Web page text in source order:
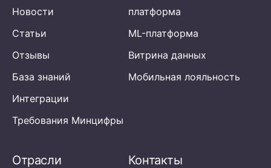
Новости
Статьи
Отзывы
База знаний
Интеграции
Требования Минцифры
платформа
ML-платформа
Витрина данных
Мобильная лояльность
Отрасли Контакты